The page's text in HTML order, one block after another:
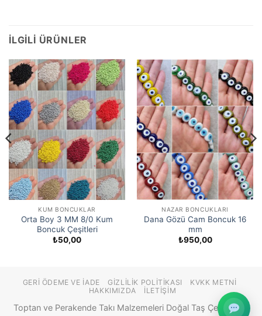
İLGILI ÜRÜNLER
KUM BONCUKLAR
Orta Boy 3 MM 8/0 Kum
Boncuk Çeşitleri
₺50,00
NAZAR BONCUKLARI
Dana Gözü Cam Boncuk 16
mm
₺950,00
GERI ÖDEME VE İADE GIZLILIK POLITIKASI
KVKK METNI
HAKKIMIZDA
İLETIŞIM
Toptan ve Perakende Takı Malzemeleri Doğal Taş Çeşitleri ©